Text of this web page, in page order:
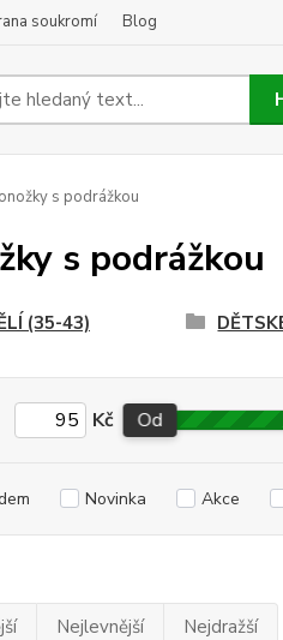
soukromí Blog
s podrážkou
s podrážkou
(35-43)
Kč Od
Novinka Akce
Nejlevnější Nejdražší